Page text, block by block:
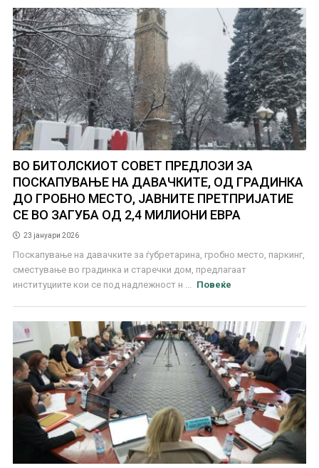
ВО БИТОЛСКИОТ СОВЕТ ПРЕДЛОЗИ ЗА
ПОСКАПУВАЊЕ НА ДАВАЧКИТЕ, ОД ГРАДИНКА
ДО ГРОБНО МЕСТО, ЈАВНИТЕ ПРЕТПРИЈАТИЕ
СЕ ВО ЗАГУБА ОД 2,4 МИЛИОНИ ЕВРА
23 јануари 2026
Поскапување на давачките за ѓубретарина, гробно место, паркинг,
сместување во градинка и старечки дом, предлагаат
институциите кои се под надлежност н ...
Повеќе